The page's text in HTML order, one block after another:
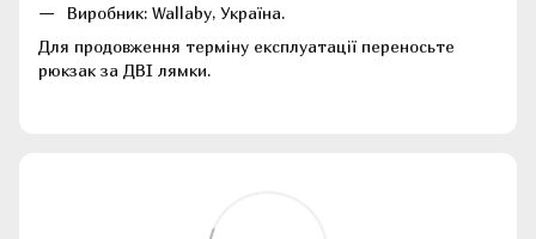
Виробник: Wallaby, Україна.
Для продовження терміну експлуатації переносьте
рюкзак за ДВІ лямки.